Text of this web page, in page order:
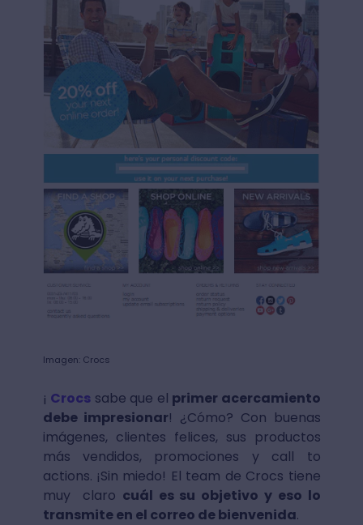
Imagen: Crocs
¡ Crocs sabe que el primer acercamiento
debe impresionar! ¿Cómo? Con buenas
imágenes, clientes felices, sus productos
más vendidos, promociones y call to
actions. ¡Sin miedo! El team de Crocs tiene
muy claro cuál es su objetivo y eso lo
transmite en el correo de bienvenida.